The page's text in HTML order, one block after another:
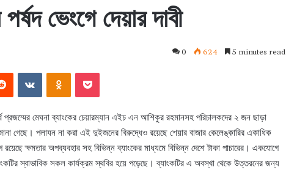
ভেংগে দেয়ার দাবী
0 624 5 minutes read
Reddit VKontakteOdnoklassniki
Pocket
মেঘনা ব্যাংকের চেয়ারম্যান এইচ এন আশিকুর রহমানসহ পরিচালকদের ২ জন ছাড়া
গেছে। পলাযন না করা এই দুইজনের বিরুদ্ধেও রয়েছে শেয়ার বাজার কেলেঙ্কারির একাধিক
ক্ষমতার অপব্যবহার সহ বিভিন্ন ব্যাংকের মাধ্যমে বিভিন্ন দেশে টাকা পাচারের। একযোগে
স্বাভাবিক সকল কার্যক্রম স্থবির হয়ে পড়েছে। ব্যাংকটির এ অবস্খা থেকে উত্তরনের জন্য